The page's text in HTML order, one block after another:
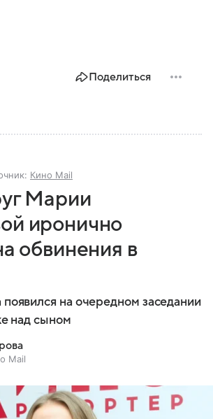
Поделиться
Кино Mail
Марии
иронично
обвинения в
на очередном заседании
над сыном
Mail